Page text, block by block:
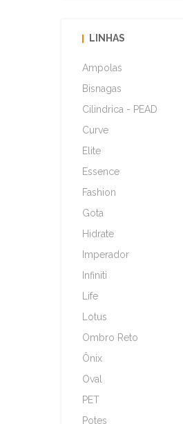
LINHAS
Ampolas
Bisnagas
Cilindrica - PEAD
Curve
Elite
Essence
Fashion
Gota
Hidrate
Imperador
Infiniti
Life
Lotus
Ombro Reto
Ônix
Oval
PET
Potes